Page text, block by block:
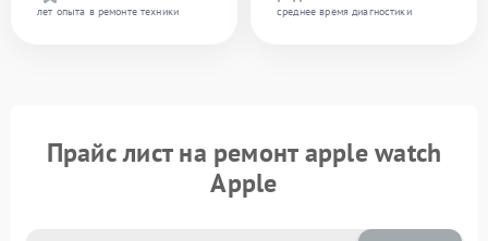
лет опыта в ремонте техники
среднее время диагностики
Прайс лист на ремонт apple watch
Apple